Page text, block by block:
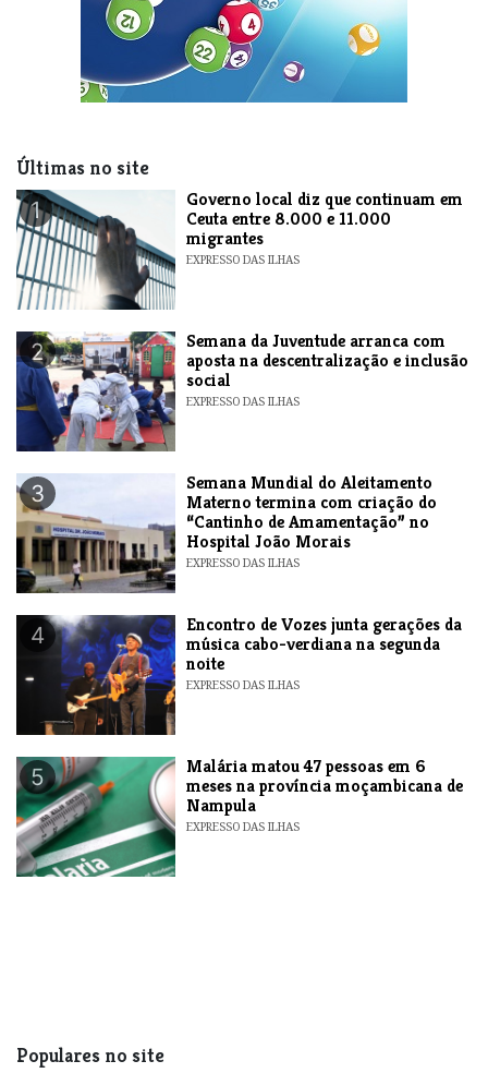
Últimas no site
1
​Governo local diz que continuam em
Ceuta entre 8.000 e 11.000
migrantes
EXPRESSO DAS ILHAS
2
Semana da Juventude arranca com
aposta na descentralização e inclusão
social
EXPRESSO DAS ILHAS
3
Semana Mundial do Aleitamento
Materno termina com criação do
“Cantinho de Amamentação” no
Hospital João Morais
EXPRESSO DAS ILHAS
4
Encontro de Vozes junta gerações da
música cabo-verdiana na segunda
noite
EXPRESSO DAS ILHAS
5
​Malária matou 47 pessoas em 6
meses na província moçambicana de
Nampula
EXPRESSO DAS ILHAS
Populares no site